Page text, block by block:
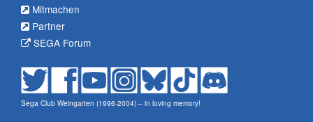
Mitmachen
Partner
SEGA Forum
Sega Club Weingarten (1996-2004) – in loving memory!